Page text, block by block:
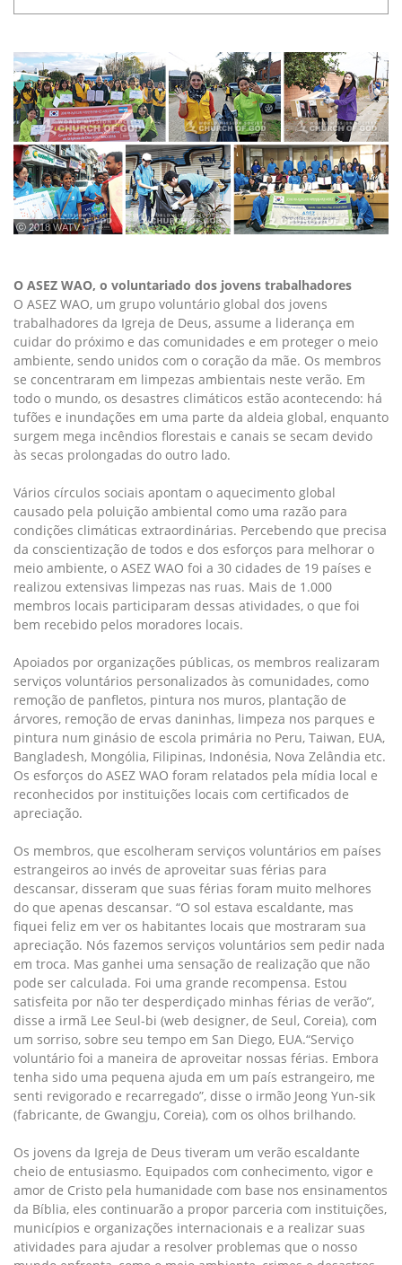
ⓒ 2018 WATV
O ASEZ WAO, o voluntariado dos jovens trabalhadores
O ASEZ WAO, um grupo voluntário global dos jovens
trabalhadores da Igreja de Deus, assume a liderança em
cuidar do próximo e das comunidades e em proteger o meio
ambiente, sendo unidos com o coração da mãe. Os membros
se concentraram em limpezas ambientais neste verão. Em
todo o mundo, os desastres climáticos estão acontecendo: há
tufões e inundações em uma parte da aldeia global, enquanto
surgem mega incêndios florestais e canais se secam devido
às secas prolongadas do outro lado.
Vários círculos sociais apontam o aquecimento global
causado pela poluição ambiental como uma razão para
condições climáticas extraordinárias. Percebendo que precisa
da conscientização de todos e dos esforços para melhorar o
meio ambiente, o ASEZ WAO foi a 30 cidades de 19 países e
realizou extensivas limpezas nas ruas. Mais de 1.000
membros locais participaram dessas atividades, o que foi
bem recebido pelos moradores locais.
Apoiados por organizações públicas, os membros realizaram
serviços voluntários personalizados às comunidades, como
remoção de panfletos, pintura nos muros, plantação de
árvores, remoção de ervas daninhas, limpeza nos parques e
pintura num ginásio de escola primária no Peru, Taiwan, EUA,
Bangladesh, Mongólia, Filipinas, Indonésia, Nova Zelândia etc.
Os esforços do ASEZ WAO foram relatados pela mídia local e
reconhecidos por instituições locais com certificados de
apreciação.
Os membros, que escolheram serviços voluntários em países
estrangeiros ao invés de aproveitar suas férias para
descansar, disseram que suas férias foram muito melhores
do que apenas descansar. “O sol estava escaldante, mas
fiquei feliz em ver os habitantes locais que mostraram sua
apreciação. Nós fazemos serviços voluntários sem pedir nada
em troca. Mas ganhei uma sensação de realização que não
pode ser calculada. Foi uma grande recompensa. Estou
satisfeita por não ter desperdiçado minhas férias de verão”,
disse a irmã Lee Seul-bi (web designer, de Seul, Coreia), com
um sorriso, sobre seu tempo em San Diego, EUA.“Serviço
voluntário foi a maneira de aproveitar nossas férias. Embora
tenha sido uma pequena ajuda em um país estrangeiro, me
senti revigorado e recarregado”, disse o irmão Jeong Yun-sik
(fabricante, de Gwangju, Coreia), com os olhos brilhando.
Os jovens da Igreja de Deus tiveram um verão escaldante
cheio de entusiasmo. Equipados com conhecimento, vigor e
amor de Cristo pela humanidade com base nos ensinamentos
da Bíblia, eles continuarão a propor parceria com instituições,
municípios e organizações internacionais e a realizar suas
atividades para ajudar a resolver problemas que o nosso